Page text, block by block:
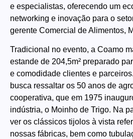
e especialistas, oferecendo um
networking e inovação para o
gerente Comercial de Alimentos,
Tradicional no evento, a Coamo
estande de 204,5m² preparado
e comodidade clientes e
busca ressaltar os 50 anos de
cooperativa, que em 1975
indústria, o Moinho de Trigo. Na
ver os clássicos tijolos à vista
nossas fábricas, bem como